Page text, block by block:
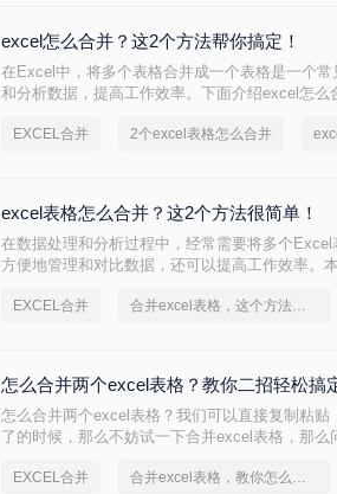
excel怎么合并？这2个方法帮你搞定！
在Excel中，将多个表格合并成一个表格是一个
和分析数据，提高工作效率。下面介绍excel怎么
EXCEL合并 2个excel表格怎么合并
excel表格怎么合并？这2个方法很简单！
在数据处理和分析过程中，经常需要将多个
方便地管理和对比数据，还可以提高工作效率。
EXCEL合并 合并excel表格，这个方法很简单
怎么合并两个excel表格？教你二招轻松搞
怎么合并两个excel表格？我们可以直接复制粘
了的时候，那么不妨试一下合并excel表格，那
EXCEL合并 合并excel表格，教你怎么搞定它！